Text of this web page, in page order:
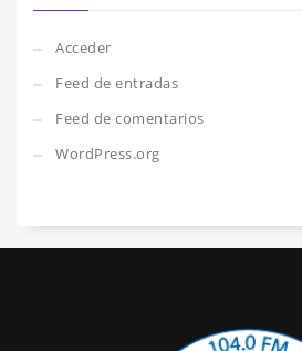
Acceder
Feed de entradas
Feed de comentarios
WordPress.org